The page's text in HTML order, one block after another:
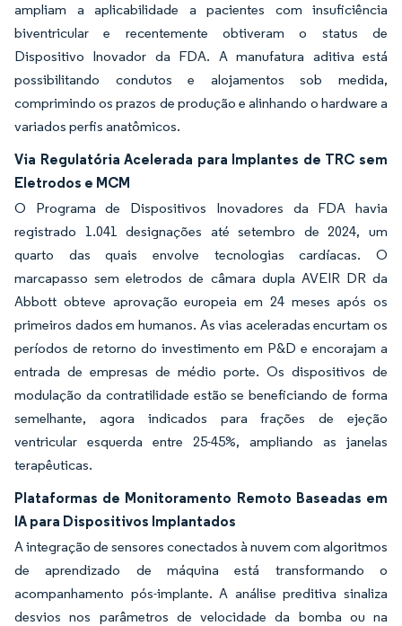
ampliam a aplicabilidade a pacientes com insuficiência
biventricular e recentemente obtiveram o status de
Dispositivo Inovador da FDA. A manufatura aditiva está
possibilitando condutos e alojamentos sob medida,
comprimindo os prazos de produção e alinhando o hardware a
variados perfis anatômicos.
Via Regulatória Acelerada para Implantes de TRC sem
Eletrodos e MCM
O Programa de Dispositivos Inovadores da FDA havia
registrado 1.041 designações até setembro de 2024, um
quarto das quais envolve tecnologias cardíacas. O
marcapasso sem eletrodos de câmara dupla AVEIR DR da
Abbott obteve aprovação europeia em 24 meses após os
primeiros dados em humanos. As vias aceleradas encurtam os
períodos de retorno do investimento em P&D e encorajam a
entrada de empresas de médio porte. Os dispositivos de
modulação da contratilidade estão se beneficiando de forma
semelhante, agora indicados para frações de ejeção
ventricular esquerda entre 25-45%, ampliando as janelas
terapêuticas.
Plataformas de Monitoramento Remoto Baseadas em
IA para Dispositivos Implantados
A integração de sensores conectados à nuvem com algoritmos
de aprendizado de máquina está transformando o
acompanhamento pós-implante. A análise preditiva sinaliza
desvios nos parâmetros de velocidade da bomba ou na